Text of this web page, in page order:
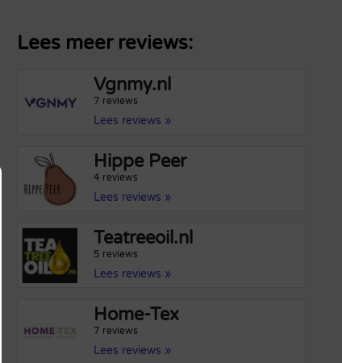
Lees meer reviews:
Vgnmy.nl
7 reviews
Lees reviews »
Hippe Peer
4 reviews
Lees reviews »
Teatreeoil.nl
5 reviews
Lees reviews »
Home-Tex
7 reviews
Lees reviews »